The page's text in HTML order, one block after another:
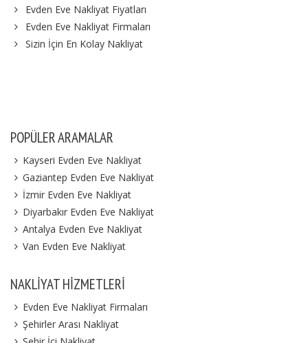
Evden Eve Nakliyat Fiyatları
Evden Eve Nakliyat Firmaları
Sizin İçin En Kolay Nakliyat
POPÜLER ARAMALAR
Kayseri Evden Eve Nakliyat
Gaziantep Evden Eve Nakliyat
İzmir Evden Eve Nakliyat
Diyarbakır Evden Eve Nakliyat
Antalya Evden Eve Nakliyat
Van Evden Eve Nakliyat
NAKLIYAT HIZMETLERI
Evden Eve Nakliyat Firmaları
Şehirler Arası Nakliyat